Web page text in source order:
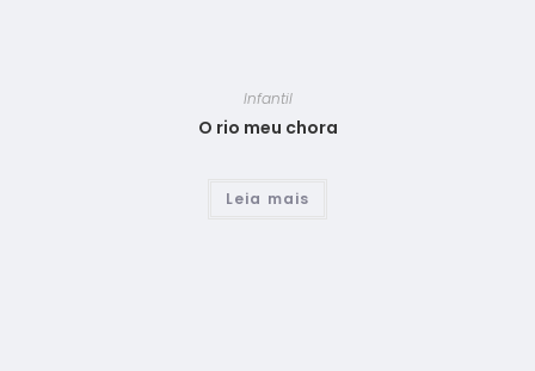
Infantil
O rio meu chora
Leia mais